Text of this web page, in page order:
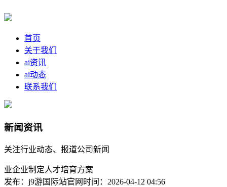
首页
关于我们
ai资讯
ai动态
联系我们
新闻资讯
关注行业动态、报道公司新闻
业企业制定人才培育方案
发布：j9游国际站官网 时间：2026-04-12 04:56